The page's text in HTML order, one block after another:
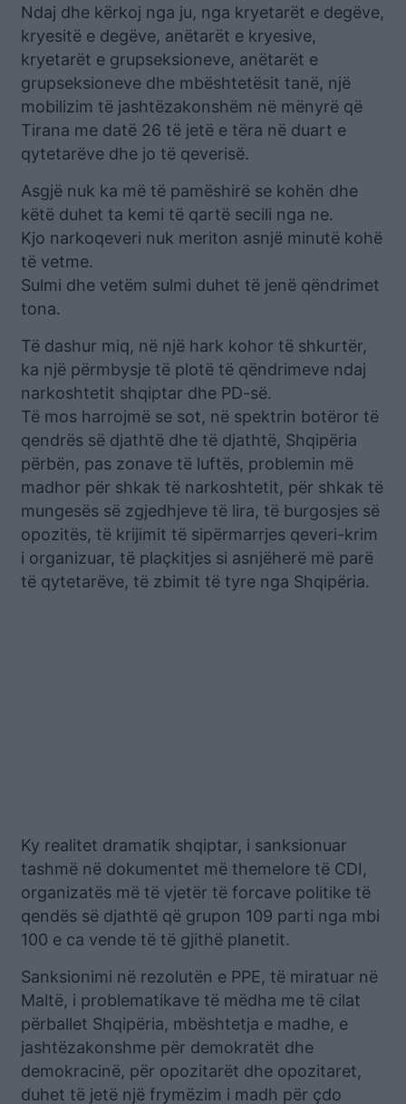
Ndaj dhe kërkoj nga ju, nga kryetarët e degëve,
kryesitë e degëve, anëtarët e kryesive,
kryetarët e grupseksioneve, anëtarët e
grupseksioneve dhe mbështetësit tanë, një
mobilizim të jashtëzakonshëm në mënyrë që
Tirana me datë 26 të jetë e tëra në duart e
qytetarëve dhe jo të qeverisë.
Asgjë nuk ka më të pamëshirë se kohën dhe
këtë duhet ta kemi të qartë secili nga ne.
Kjo narkoqeveri nuk meriton asnjë minutë kohë
të vetme.
Sulmi dhe vetëm sulmi duhet të jenë qëndrimet
tona.
Të dashur miq, në një hark kohor të shkurtër,
ka një përmbysje të plotë të qëndrimeve ndaj
narkoshtetit shqiptar dhe PD-së.
Të mos harrojmë se sot, në spektrin botëror të
qendrës së djathtë dhe të djathtë, Shqipëria
përbën, pas zonave të luftës, problemin më
madhor për shkak të narkoshtetit, për shkak të
mungesës së zgjedhjeve të lira, të burgosjes së
opozitës, të krijimit të sipërmarrjes qeveri-krim
i organizuar, të plaçkitjes si asnjëherë më parë
të qytetarëve, të zbimit të tyre nga Shqipëria.
Ky realitet dramatik shqiptar, i sanksionuar
tashmë në dokumentet më themelore të CDI,
organizatës më të vjetër të forcave politike të
qendës së djathtë që grupon 109 parti nga mbi
100 e ca vende të të gjithë planetit.
Sanksionimi në rezolutën e PPE, të miratuar në
Maltë, i problematikave të mëdha me të cilat
përballet Shqipëria, mbështetja e madhe, e
jashtëzakonshme për demokratët dhe
demokracinë, për opozitarët dhe opozitaret,
duhet të jetë një frymëzim i madh për çdo